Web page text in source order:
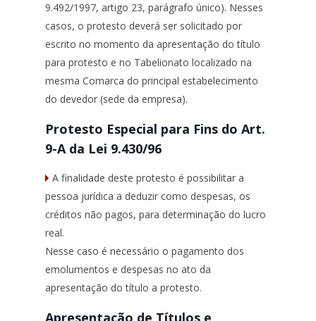
9.492/1997, artigo 23, parágrafo único). Nesses
casos, o protesto deverá ser solicitado por
escrito no momento da apresentação do título
para protesto e no Tabelionato localizado na
mesma Comarca do principal estabelecimento
do devedor (sede da empresa).
Protesto Especial para Fins do Art.
9-A da Lei 9.430/96
A finalidade deste protesto é possibilitar a
pessoa jurídica a deduzir como despesas, os
créditos não pagos, para determinação do lucro
real.
Nesse caso é necessário o pagamento dos
emolumentos e despesas no ato da
apresentação do título a protesto.